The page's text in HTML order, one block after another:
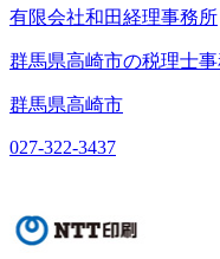
有限会社和田経理事務所
群馬県高崎市の税理士
群馬県高崎市
027-322-3437